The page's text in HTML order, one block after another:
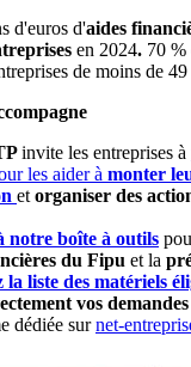
d'euros d'aides
en 2024. 70 %
de moins de 49
invite les entreprises à
les aider à monter
et organiser des
notre boîte à outils
du Fipu et la
la liste des matériels
vos
dédiée surnet-